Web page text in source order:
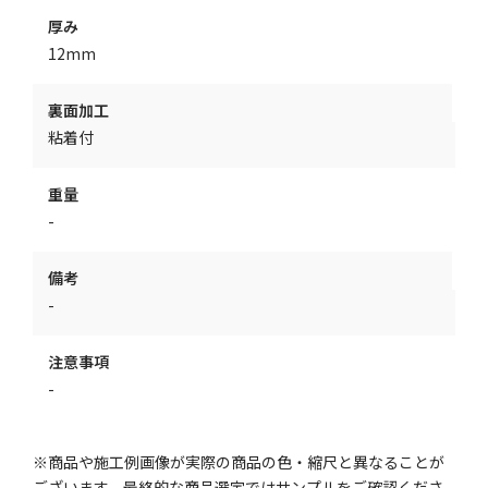
厚み
12mm
裏面加工
粘着付
重量
-
備考
-
注意事項
-
※商品や施工例画像が実際の商品の色・縮尺と異なることが